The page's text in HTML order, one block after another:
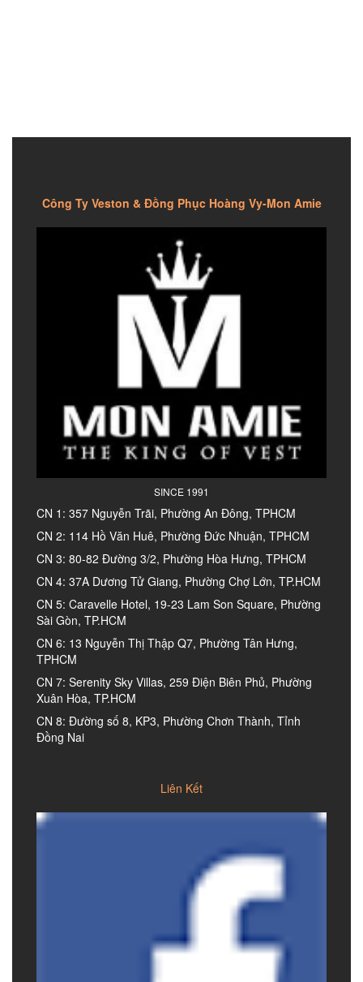
Công Ty Veston & Đồng Phục Hoàng Vy-Mon Amie
SINCE 1991
CN 1: 357 Nguyễn Trãi, Phường An Đông, TPHCM
CN 2: 114 Hồ Văn Huê, Phường Đức Nhuận, TPHCM
CN 3: 80-82 Đường 3/2, Phường Hòa Hưng, TPHCM
CN 4: 37A Dương Tử Giang, Phường Chợ Lớn, TP.HCM
CN 5: Caravelle Hotel, 19-23 Lam Son Square, Phường
Sài Gòn, TP.HCM
CN 6: 13 Nguyễn Thị Thập Q7, Phường Tân Hưng,
TPHCM
CN 7: Serenity Sky Villas, 259 Điện Biên Phủ, Phường
Xuân Hòa, TP.HCM
CN 8: Đường số 8, KP3, Phường Chơn Thành, Tỉnh
Đồng Nai
Liên Kết